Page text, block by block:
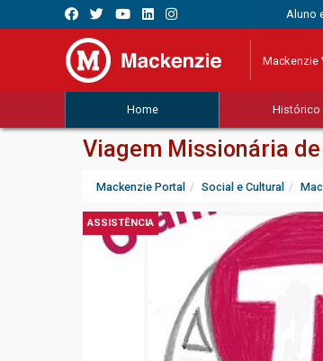
Aluno
Mackenzie
Home Histórico
Viagem Missionária
Mackenzie Portal Social e Cultural
ASSISTÊNCIA